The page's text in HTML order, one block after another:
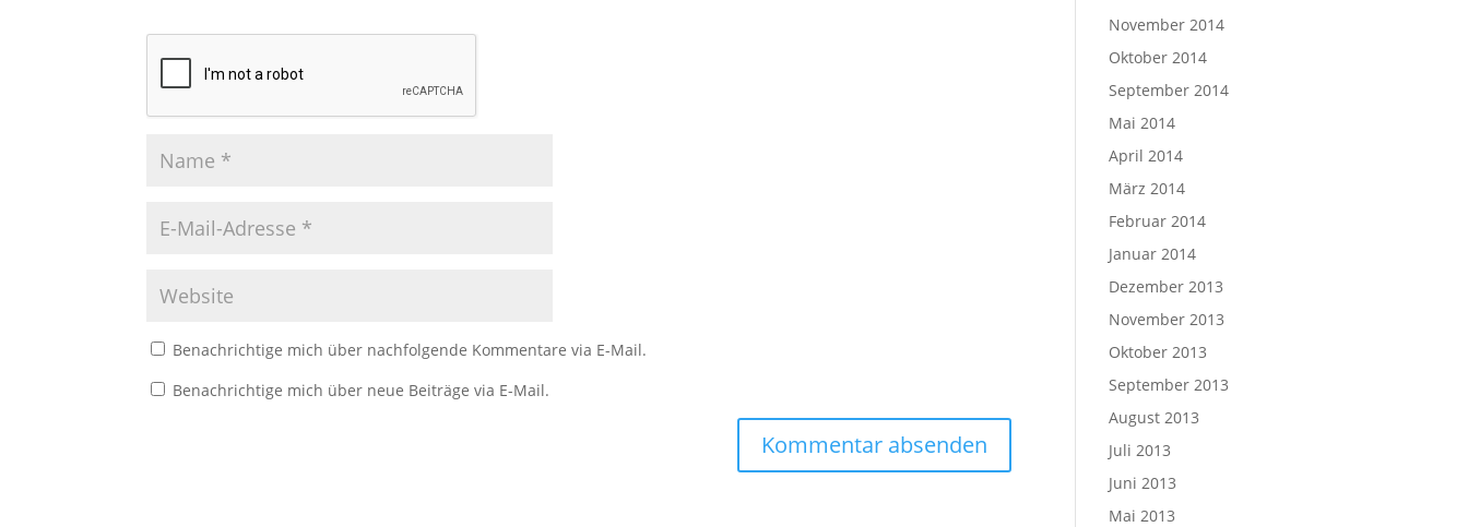
Benachrichtige mich über nachfolgende Kommentare via E-Mail.
Benachrichtige mich über neue Beiträge via E-Mail.
November 2014
Oktober 2014
September 2014
Mai 2014
April 2014
März 2014
Februar 2014
Januar 2014
Dezember 2013
November 2013
Oktober 2013
September 2013
August 2013
Juli 2013
Juni 2013
Mai 2013